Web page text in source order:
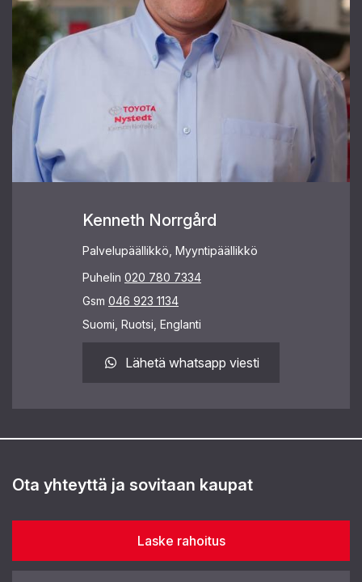
Kenneth Norrgård
Palvelupäällikkö, Myyntipäällikkö
Puhelin 020 780 7334
Gsm 046 923 1134
Suomi, Ruotsi, Englanti
Lähetä whatsapp viesti
Ota yhteyttä ja sovitaan kaupat
Laske rahoitus